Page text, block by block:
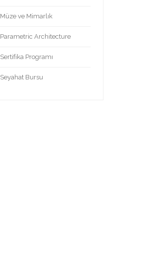
Müze ve Mimarlık
Parametric Architecture
Sertifika Programı
Seyahat Bursu